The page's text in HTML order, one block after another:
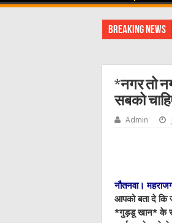
Breaking News
*नगर तो
सबको
Admin
नौतनवा।
आपको बता दे कि
*गुड़डू खान* के